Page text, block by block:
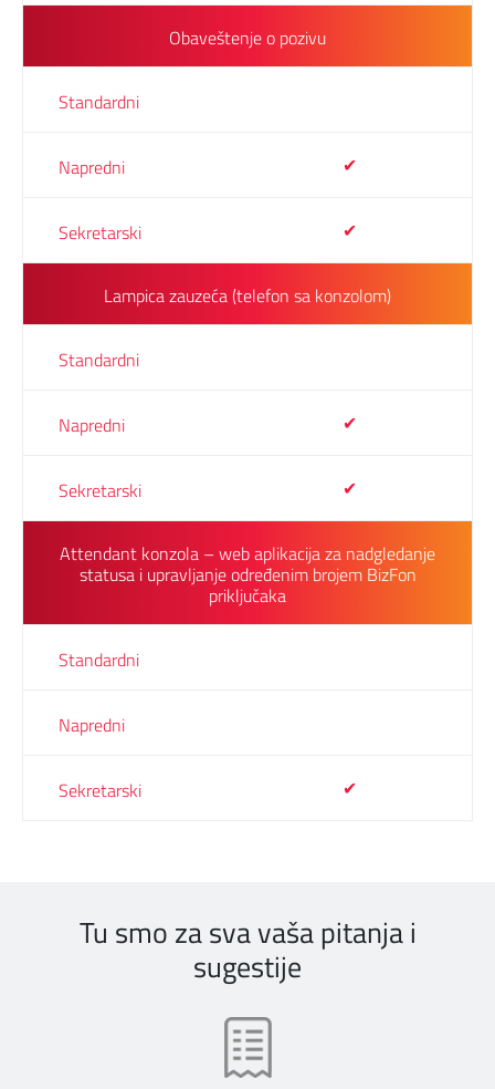
Obaveštenje o pozivu
✔
✔
Lampica zauzeća (telefon sa konzolom)
✔
✔
Attendant konzola – web aplikacija za nadgledanje
statusa i upravljanje određenim brojem BizFon
priključaka
✔
Tu smo za sva vaša pitanja i
sugestije